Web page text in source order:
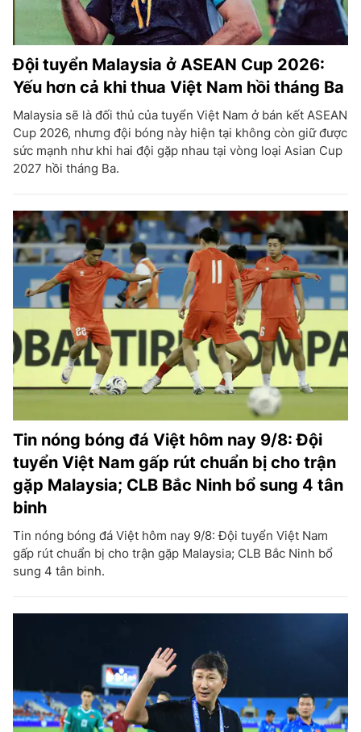
Đội tuyển Malaysia ở ASEAN Cup 2026:
Yếu hơn cả khi thua Việt Nam hồi tháng Ba
Malaysia sẽ là đối thủ của tuyển Việt Nam ở bán kết ASEAN
Cup 2026, nhưng đội bóng này hiện tại không còn giữ được
sức mạnh như khi hai đội gặp nhau tại vòng loại Asian Cup
2027 hồi tháng Ba.
Tin nóng bóng đá Việt hôm nay 9/8: Đội
tuyển Việt Nam gấp rút chuẩn bị cho trận
gặp Malaysia; CLB Bắc Ninh bổ sung 4 tân
binh
Tin nóng bóng đá Việt hôm nay 9/8: Đội tuyển Việt Nam
gấp rút chuẩn bị cho trận gặp Malaysia; CLB Bắc Ninh bổ
sung 4 tân binh.